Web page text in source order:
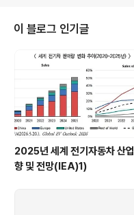
한 것은 미국이 이스라엘에 사드
배치하기로 한 결정이 주요한 요인
4).OPEC은 14일(월) 발표한 월간
계 석유수요 증가치를 10만b/d
도 석유수요 증가는 기존 170만
이 블로그 인기글
2025년 세계 전기자동차 산
향 및 전망(IEA)1)